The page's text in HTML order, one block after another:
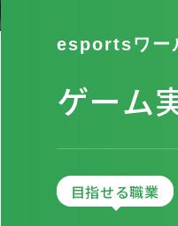
esportsワー
ゲーム
目指せる職業